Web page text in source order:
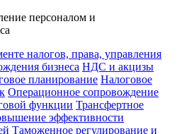
персоналом и
налогов, права, управления
бизнеса НДС и акцизы
планирование Налоговое
Операционное сопровождение
функции Трансфертное
эффективности
Таможенное регулирование и